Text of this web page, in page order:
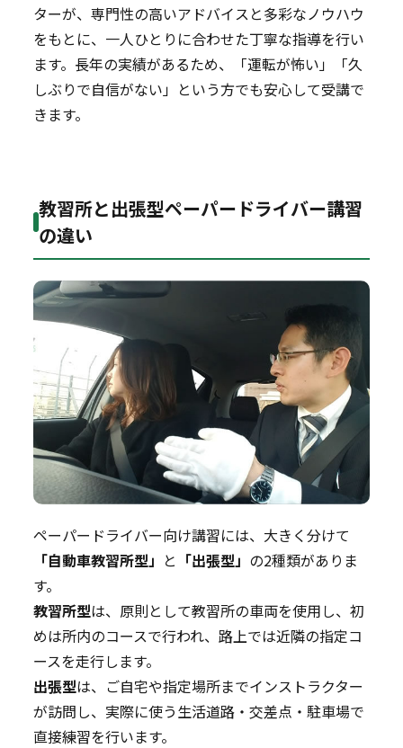
ターが、専門性の高いアドバイスと多彩なノウハウ
をもとに、一人ひとりに合わせた丁寧な指導を行い
ます。長年の実績があるため、「運転が怖い」「久
しぶりで自信がない」という方でも安心して受講で
きます。
教習所と出張型ペーパードライバー講習
の違い
ペーパードライバー向け講習には、大きく分けて
「自動車教習所型」 と 「出張型」 の2種類がありま
す。
教習所型は、原則として教習所の車両を使用し、初
めは所内のコースで行われ、路上では近隣の指定コ
ースを走行します。
出張型は、ご自宅や指定場所までインストラクター
が訪問し、実際に使う生活道路・交差点・駐車場で
直接練習を行います。